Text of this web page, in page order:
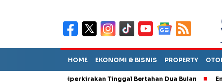
HOME EKONOMI & BISNIS PROPERTY
Sebut TPA Diperkirakan Tinggal Bertahan Dua Bulan Empat